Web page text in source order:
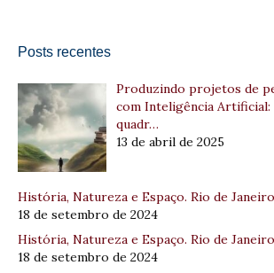
Posts recentes
Produzindo projetos de
com Inteligência Artificial:
quadr…
13 de abril de 2025
História, Natureza e Espaço. Rio de Janeiro,
18 de setembro de 2024
História, Natureza e Espaço. Rio de
18 de setembro de 2024